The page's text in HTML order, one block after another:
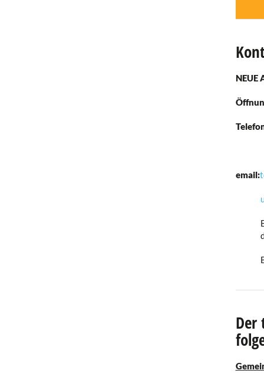
NEUE
email:
Bei
da
Bei
Der